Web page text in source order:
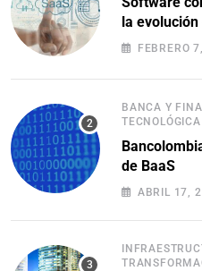
la
FEBRERO
BANCA Y
TECNOLÓGICA
de BaaS
ABRIL 17,